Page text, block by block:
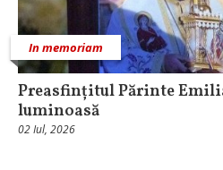
In memoriam
Preasfințitul Părinte
luminoasă
02 Iul, 2026